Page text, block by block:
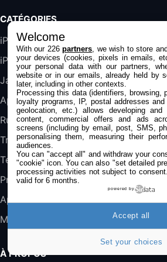
Blanc
489,99€
DeLonghi ECAM290.22.b
357,4€389,7€Cdiscount
Jeu FIFA 20 sur PC (code à
45,98€ 57,99€Rue Du
CATÉGORIES
iPhone
iPad
Jailbreak
Applications
Rumeurs
Trucs & astuces
Tests
Promos
Apple
Mac
À PROPOS
Welcome
With our 226partners , we wish to store
your devices (cookies, pixels in emails,
your personal data with our partners,
website or in our emails, already held by
later, including in other contexts.
Processing this data (identifiers, browsing,
loyalty programs, IP, postal addresses
geolocation, etc.) allows developing and
content, commercial offers and ads
screens (including by email, post, SMS,
personalising them, measuring their
audiences.
You can "accept all" and withdraw your
"cookie" icon. You can also "set detailed
processing activities not subject to
valid for 6 months.
powered by
Set your choices
Accept all